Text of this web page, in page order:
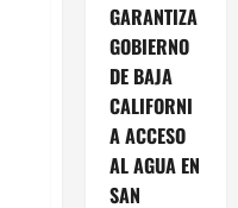
GARANTIZA
GOBIERNO
DE BAJA
CALIFORNI
A ACCESO
AL AGUA EN
SAN